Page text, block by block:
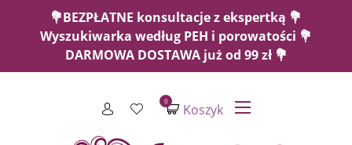
💐BEZPŁATNE konsultacje z ekspertką 💐
Wyszukiwarka według PEH i porowatości 💐
DARMOWA DOSTAWA już od 99 zł 💐
Koszyk
0